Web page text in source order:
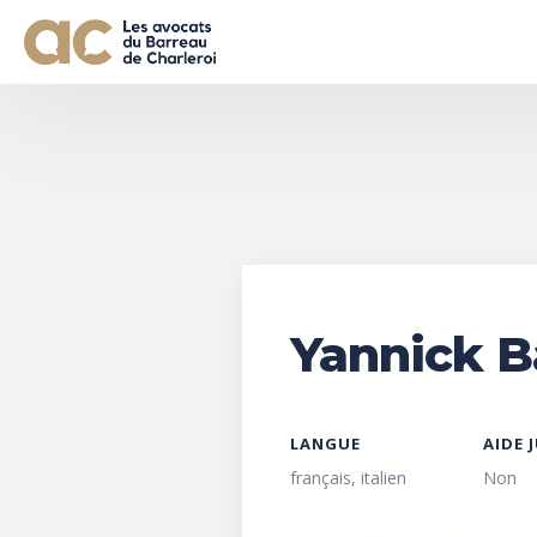
Yannick
LANGUE
français, italien
AIDE
Non